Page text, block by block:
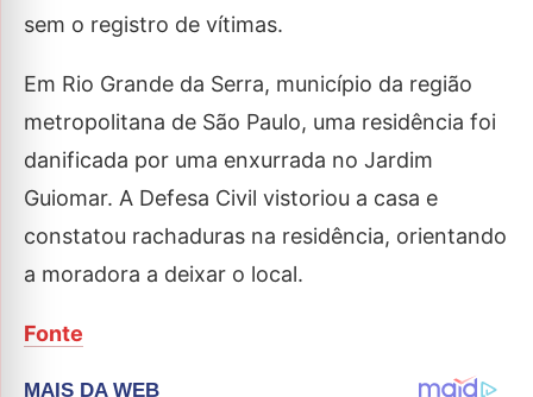
sem o registro de vítimas.
Em Rio Grande da Serra, município da região
metropolitana de São Paulo, uma residência foi
danificada por uma enxurrada no Jardim
Guiomar. A Defesa Civil vistoriou a casa e
constatou rachaduras na residência, orientando
a moradora a deixar o local.
Fonte